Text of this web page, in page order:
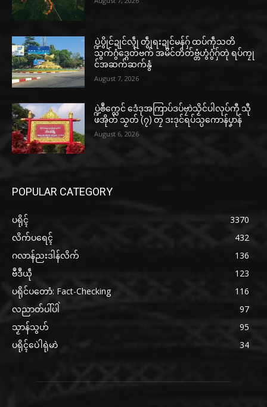
ပ္ဍဲပွိုင်ဍုင်လ္ၚဵု တွဵုရးဍုင်မန်ဂှ် ထပ်ကဵုသတိ
သွက်ဂွံဒ္ဂေတ်ဗက် အမိင်တိတ်ဗ္တံဟွံဂွံဂှ်တုဲ ရပ်ကၠု
င်အဆက်ဆက်နွံ
August 7, 2026
ပ္ဍဲၜဳက္လေင် ဒေံဒုအကြာပ်ဒပ်ဗၠာဲသၟိင်ပါလုပ်ကီု သီု
ဖအိုတ် သၟတ် (၇) တၠ ဒးဒုင်ရပ်သ္ပကောန်ပၞာန်
August 6, 2026
POPULAR CATEGORY
ပရိုၚ်
3370
လိက်ပရေၚ်
432
ဂလာန်ညးဒါန်လိက်
136
ဗဳဒဳယဵု
123
ပရိုင်ပတောံ: Fact-Checking
116
လညာတ်ပါ်ပါဲ
97
သၟာန်သွဟ်
95
ပရိုၚ်ပေဲါရုဲမာဲ
34